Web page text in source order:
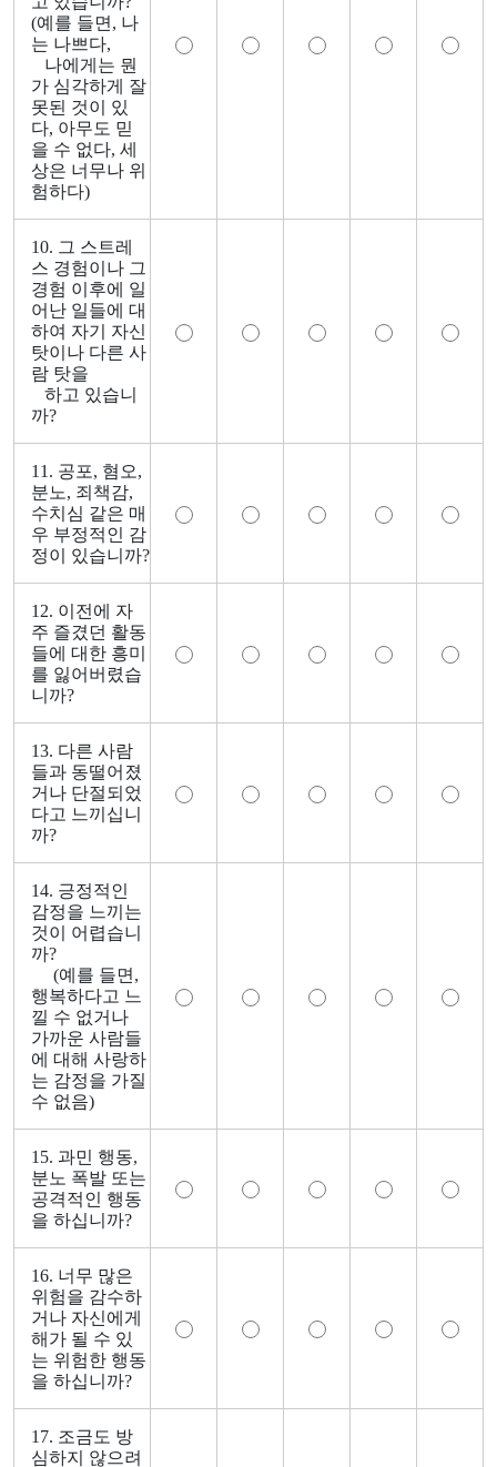
(예를 들면, 나
는 나쁘다,
나에게는 뭔
가 심각하게 잘
못된 것이 있
다, 아무도 믿
을 수 없다, 세
상은 너무나 위
험하다)
10. 그 스트레
스 경험이나 그
경험 이후에 일
어난 일들에 대
하여 자기 자신
탓이나 다른 사
람 탓을
하고 있습니
까?
11. 공포, 혐오,
분노, 죄책감,
수치심 같은 매
우 부정적인 감
정이 있습니까?
12. 이전에 자
주 즐겼던 활동
들에 대한 흥미
를 잃어버렸습
니까?
13. 다른 사람
들과 동떨어졌
거나 단절되었
다고 느끼십니
까?
14. 긍정적인
감정을 느끼는
것이 어렵습니
까?
(예를 들면,
행복하다고 느
낄 수 없거나
가까운 사람들
에 대해 사랑하
는 감정을 가질
수 없음)
15. 과민 행동,
분노 폭발 또는
공격적인 행동
을 하십니까?
16. 너무 많은
위험을 감수하
거나 자신에게
해가 될 수 있
는 위험한 행동
을 하십니까?
17. 조금도 방
심하지 않으려